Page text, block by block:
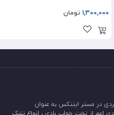
1,300,000 تومان
در مستر اینتکس به عنوان